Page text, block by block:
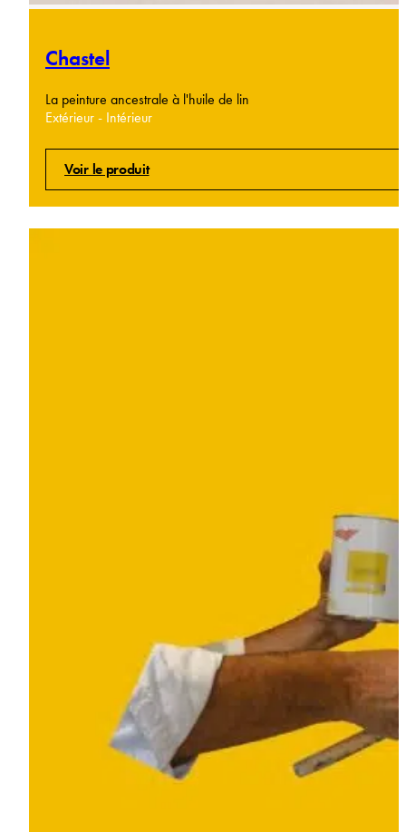
Chastel
La peinture ancestrale à l'huile de lin
Extérieur - Intérieur
Voir le produit